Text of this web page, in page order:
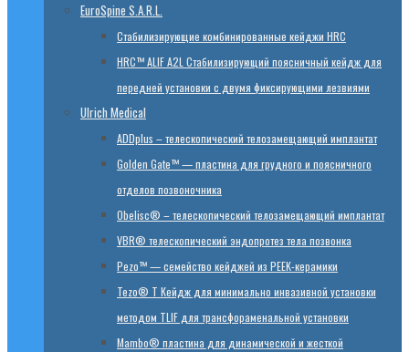
EuroSpine S.A.R.L.
Стабилизирующие комбинированные кейджи HRC
HRC™ ALIF A2L Стабилизирующий поясничный кейдж для
передней установки с двумя фиксирующими лезвиями
Ulrich Medical
ADDplus – телескопический телозамещающий имплантат
Golden Gate™ — пластина для грудного и поясничного
отделов позвоночника
Obelisc® – телескопический телозамещающий имплантат
VBR® телескопический эндопротез тела позвонка
Pezo™ — семейство кейджей из PEEK-керамики
Tezo® T Кейдж для минимально инвазивной установки
методом TLIF для трансфораменальной установки
Mambo® пластина для динамической и жесткой